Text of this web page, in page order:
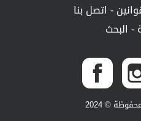
- اتصل بنا
- البحث
© 2024